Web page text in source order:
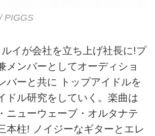
PIGGS
イが会社を立ち上げ社長に!プ
メンバーとしてオーディショ
バーと共に トップアイドルを
ドル研究をしていく。楽曲は
ニューウェーブ・オルタナテ
本柱! ノイジーなギターとエレ